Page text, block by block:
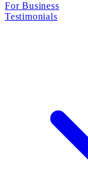
For Business
Testimonials